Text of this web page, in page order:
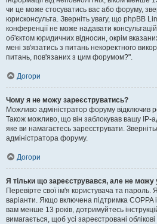
чи це може стосуватись вас або форуму,
юрисконсульта. Зверніть увагу, що phpBB
конференції не може надавати
об'єктом юридичних відносин, окрім
мені зв'язатись з питань некоректного
питань, пов'язаних з цим форумом?".
Догори
Чому я не можу зареєструватись?
Можливо адміністратор форуму відключив
Також можливо, що він заблокував вашу IP-
яке ви намагаєтесь зареєструвати.
адміністратора форуму.
Догори
Я тільки що зареєструвався, але не можу
Перевірте свої ім'я користувача та пароль.
варіанти. Якщо включена підтримка COPPA
вам менше 13 років, дотримуйтесь
вимагається, щоб усі зареєстровані